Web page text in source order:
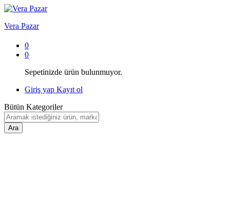
Vera Pazar
0
0
Sepetinizde ürün bulunmuyor.
Giriş yap Kayıt ol
Bütün Kategoriler
Ara